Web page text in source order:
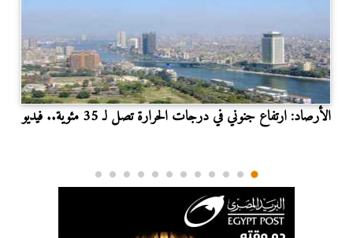
الأرصاد: ارتفاع جنوني في درجات الحرارة تصل لـ 35 مئوية.. فيديو